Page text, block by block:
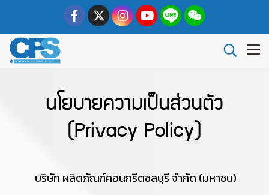
นโยบายความเป็นส่วนตัว
(Privacy Policy)
บริษัท ผลิตภัณฑ์คอนกรีตชลบุรี จำกัด (มหาชน)